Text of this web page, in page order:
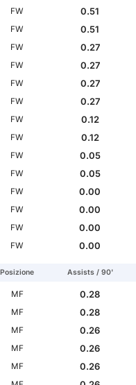
FW
0.51
FW
0.51
FW
0.27
FW
0.27
FW
0.27
FW
0.27
FW
0.12
FW
0.12
FW
0.05
FW
0.05
FW
0.00
FW
0.00
FW
0.00
FW 0.00
Posizione Assists / 90'
MF
0.28
MF
0.28
MF
0.26
MF
0.26
MF
0.26